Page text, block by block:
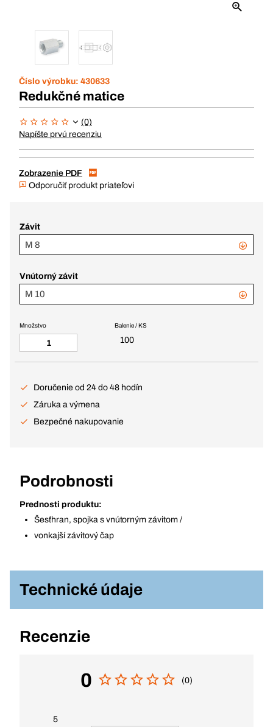
Číslo výrobku: 430633
Redukčné matice
(0)
Napíšte prvú recenziu
Zobrazenie PDF
Odporučiť produkt priateľovi
Závit
M 8
Vnútorný závit
M 10
Balenie / KS
100
Množstvo
Doručenie od 24 do 48 hodín
Záruka a výmena
Bezpečné nakupovanie
Podrobnosti
Prednosti produktu:
Šesťhran, spojka s vnútorným závitom /
vonkajší závitový čap
Technické údaje
Recenzie
0 (0)
5